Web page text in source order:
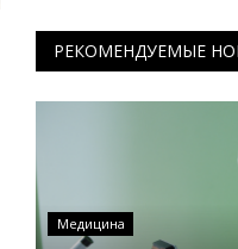
РЕКОМЕНДУЕМЫЕ
Медицина